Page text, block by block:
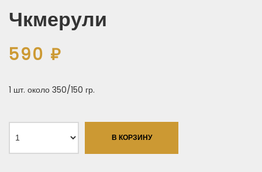
Чкмерули
590 ₽
1 шт. около 350/150 гр.
В КОРЗИНУ